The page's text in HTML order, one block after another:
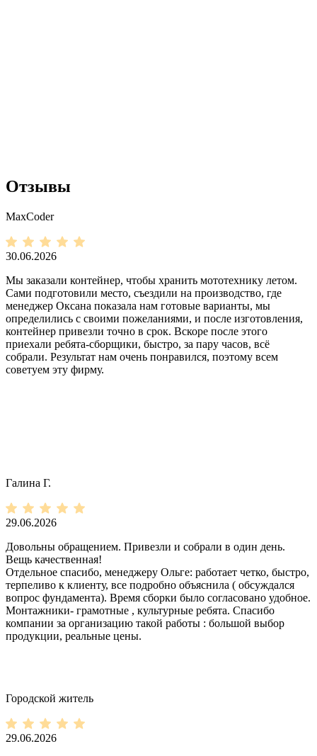
Отзывы
MaxCoder
30.06.2026
Мы заказали контейнер, чтобы хранить мототехнику летом.
Сами подготовили место, съездили на производство, где
менеджер Оксана показала нам готовые варианты, мы
определились с своими пожеланиями, и после изготовления,
контейнер привезли точно в срок. Вскоре после этого
приехали ребята-сборщики, быстро, за пару часов, всё
собрали. Результат нам очень понравился, поэтому всем
советуем эту фирму.
Галина Г.
29.06.2026
Довольны обращением. Привезли и собрали в один день.
Вещь качественная!
Отдельное спасибо, менеджеру Ольге: работает четко, быстро,
терпеливо к клиенту, все подробно объяснила ( обсуждался
вопрос фундамента). Время сборки было согласовано удобное.
Монтажники- грамотные , культурные ребята. Спасибо
компании за организацию такой работы : большой выбор
продукции, реальные цены.
Городской житель
29.06.2026